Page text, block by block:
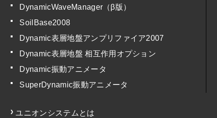
DynamicWaveManager（β版）
SoilBase2008
Dynamic表層地盤アンプリファイア2007
Dynamic表層地盤 相互作用オプション
Dynamic振動アニメータ
SuperDynamic振動アニメータ
ユニオンシステムとは